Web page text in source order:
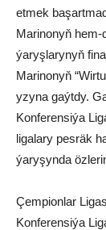
etmek
Marinonyň
ýaryşlarynyň
Marinonyň
yzyna gaýtdy.
Konferensiýa
ligalary pesräk
ýaryşynda
Çempionlar
Konferensiýa